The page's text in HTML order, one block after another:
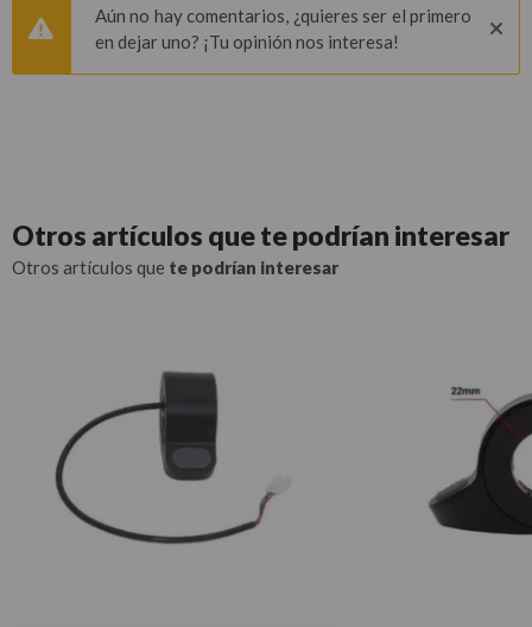
Aún no hay comentarios, ¿quieres ser el primero
en dejar uno? ¡Tu opinión nos interesa!
Otros artículos quete podrían interesar
Otros artículos que te podrían interesar